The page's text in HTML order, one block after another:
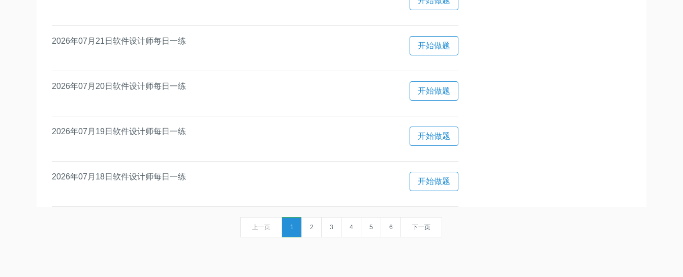
2026年07月21日软件设计师每日一练
开始做题
2026年07月20日软件设计师每日一练
开始做题
2026年07月19日软件设计师每日一练
开始做题
2026年07月18日软件设计师每日一练
开始做题
上一页 1 2 3 4 5 6 下一页